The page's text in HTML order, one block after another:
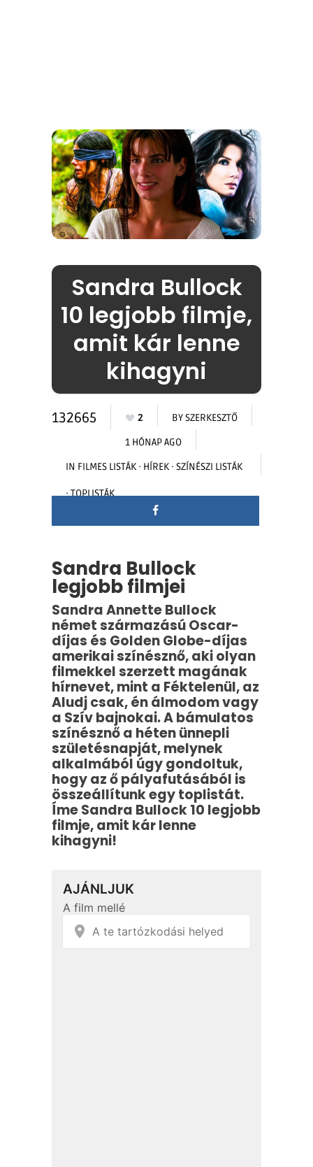
Sandra Bullock
10 legjobb filmje,
amit kár lenne
kihagyni
132665 2 BYSZERKESZTŐ
1 HÓNAP AGO
IN FILMES LISTÁK · HÍREK · SZÍNÉSZI LISTÁK
·TOPLISTÁK
Sandra Bullock
legjobb filmjei
Sandra Annette Bullock
német származású Oscar-
díjas és Golden Globe-díjas
amerikai színésznő, aki olyan
filmekkel szerzett magának
hírnevet, mint a Féktelenül, az
Aludj csak, én álmodom vagy
a Szív bajnokai. A bámulatos
színésznő a héten ünnepli
születésnapját, melynek
alkalmából úgy gondoltuk,
hogy az ő pályafutásából is
összeállítunk egy toplistát.
Íme Sandra Bullock 10 legjobb
filmje, amit kár lenne
kihagyni!